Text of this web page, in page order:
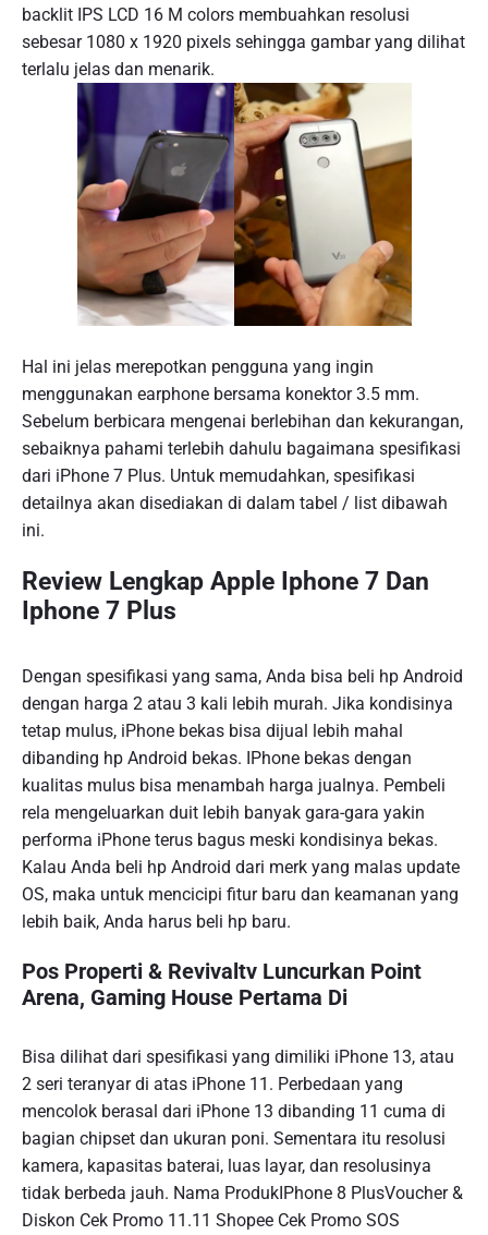
backlit IPS LCD 16 M colors membuahkan resolusi
sebesar 1080 x 1920 pixels sehingga gambar yang dilihat
terlalu jelas dan menarik.
Hal ini jelas merepotkan pengguna yang ingin
menggunakan earphone bersama konektor 3.5 mm.
Sebelum berbicara mengenai berlebihan dan kekurangan,
sebaiknya pahami terlebih dahulu bagaimana spesifikasi
dari iPhone 7 Plus. Untuk memudahkan, spesifikasi
detailnya akan disediakan di dalam tabel / list dibawah
ini.
Review Lengkap Apple Iphone 7 Dan
Iphone 7 Plus
Dengan spesifikasi yang sama, Anda bisa beli hp Android
dengan harga 2 atau 3 kali lebih murah. Jika kondisinya
tetap mulus, iPhone bekas bisa dijual lebih mahal
dibanding hp Android bekas. IPhone bekas dengan
kualitas mulus bisa menambah harga jualnya. Pembeli
rela mengeluarkan duit lebih banyak gara-gara yakin
performa iPhone terus bagus meski kondisinya bekas.
Kalau Anda beli hp Android dari merk yang malas update
OS, maka untuk mencicipi fitur baru dan keamanan yang
lebih baik, Anda harus beli hp baru.
Pos Properti & Revivaltv Luncurkan Point
Arena, Gaming House Pertama Di
Bisa dilihat dari spesifikasi yang dimiliki iPhone 13, atau
2 seri teranyar di atas iPhone 11. Perbedaan yang
mencolok berasal dari iPhone 13 dibanding 11 cuma di
bagian chipset dan ukuran poni. Sementara itu resolusi
kamera, kapasitas baterai, luas layar, dan resolusinya
tidak berbeda jauh. Nama ProdukIPhone 8 PlusVoucher &
Diskon Cek Promo 11.11 Shopee Cek Promo SOS